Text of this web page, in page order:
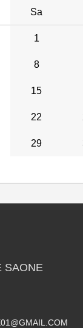
Sa
1
8
15
22
29
SAONE